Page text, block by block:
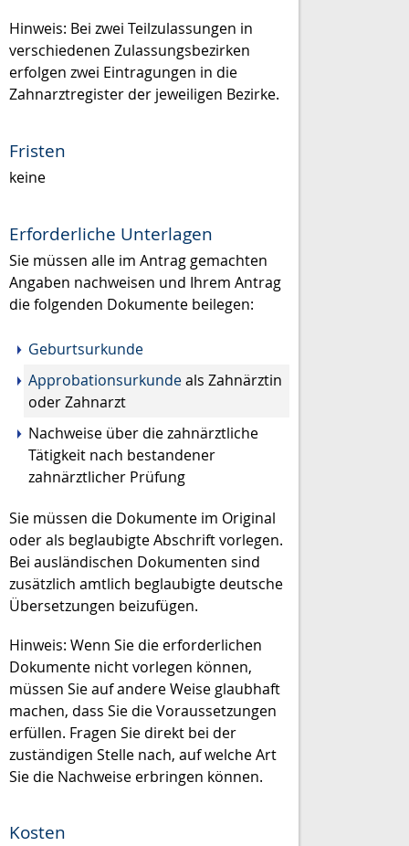
Hinweis: Bei zwei Teilzulassungen in
verschiedenen Zulassungsbezirken
erfolgen zwei Eintragungen in die
Zahnarztregister der jeweiligen Bezirke.
Fristen
keine
Erforderliche Unterlagen
Sie müssen alle im Antrag gemachten
Angaben nachweisen und Ihrem Antrag
die folgenden Dokumente beilegen:
Geburtsurkunde
Approbationsurkundeals Zahnärztin
oder Zahnarzt
Nachweise über die zahnärztliche
Tätigkeit nach bestandener
zahnärztlicher Prüfung
Sie müssen die Dokumente im Original
oder als beglaubigte Abschrift vorlegen.
Bei ausländischen Dokumenten sind
zusätzlich amtlich beglaubigte deutsche
Übersetzungen beizufügen.
Hinweis: Wenn Sie die erforderlichen
Dokumente nicht vorlegen können,
müssen Sie auf andere Weise glaubhaft
machen, dass Sie die Voraussetzungen
erfüllen. Fragen Sie direkt bei der
zuständigen Stelle nach, auf welche Art
Sie die Nachweise erbringen können.
Kosten